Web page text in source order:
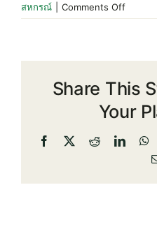
สหกรณ์
Comments Offon
ประกาศ
เลือก
บุคคล
เพื่อ
เป็น
Share This
Your
Facebook
X Reddit